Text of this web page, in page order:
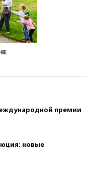
премии
новые